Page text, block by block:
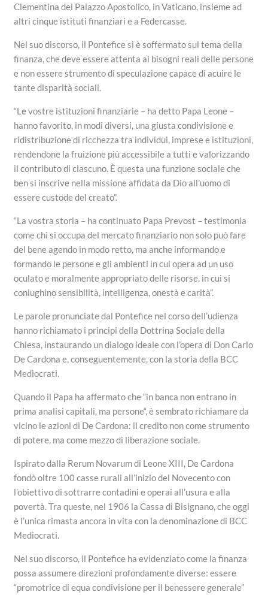
Clementina del Palazzo Apostolico, in Vaticano, insieme ad
altri cinque istituti finanziari e a Federcasse.
Nel suo discorso, il Pontefice si è soffermato sul tema della
finanza, che deve essere attenta ai bisogni reali delle persone
e non essere strumento di speculazione capace di acuire le
tante disparità sociali.
“Le vostre istituzioni finanziarie – ha detto Papa Leone –
hanno favorito, in modi diversi, una giusta condivisione e
ridistribuzione di ricchezza tra individui, imprese e istituzioni,
rendendone la fruizione più accessibile a tutti e valorizzando
il contributo di ciascuno. È questa una funzione sociale che
ben si inscrive nella missione affidata da Dio all’uomo di
essere custode del creato”.
“La vostra storia – ha continuato Papa Prevost – testimonia
come chi si occupa del mercato finanziario non solo può fare
del bene agendo in modo retto, ma anche informando e
formando le persone e gli ambienti in cui opera ad un uso
oculato e moralmente appropriato delle risorse, in cui si
coniughino sensibilità, intelligenza, onestà e carità”.
Le parole pronunciate dal Pontefice nel corso dell’udienza
hanno richiamato i principi della Dottrina Sociale della
Chiesa, instaurando un dialogo ideale con l’opera di Don Carlo
De Cardona e, conseguentemente, con la storia della BCC
Mediocrati.
Quando il Papa ha affermato che “in banca non entrano in
prima analisi capitali, ma persone“, è sembrato richiamare da
vicino le azioni di De Cardona: il credito non come strumento
di potere, ma come mezzo di liberazione sociale.
Ispirato dalla Rerum Novarum di Leone XIII, De Cardona
fondò oltre 100 casse rurali all’inizio del Novecento con
l’obiettivo di sottrarre contadini e operai all’usura e alla
povertà. Tra queste, nel 1906 la Cassa di Bisignano, che oggi
è l’unica rimasta ancora in vita con la denominazione di BCC
Mediocrati.
Nel suo discorso, il Pontefice ha evidenziato come la finanza
possa assumere direzioni profondamente diverse: essere
“promotrice di equa condivisione per il benessere generale”